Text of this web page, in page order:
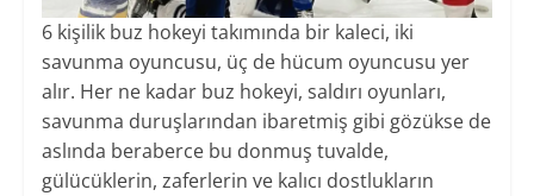
6 kişilik buz hokeyi takımında bir kaleci, iki
savunma oyuncusu, üç de hücum oyuncusu yer
alır. Her ne kadar buz hokeyi, saldırı oyunları,
savunma duruşlarından ibaretmiş gibi gözükse de
aslında beraberce bu donmuş tuvalde,
gülücüklerin, zaferlerin ve kalıcı dostlukların